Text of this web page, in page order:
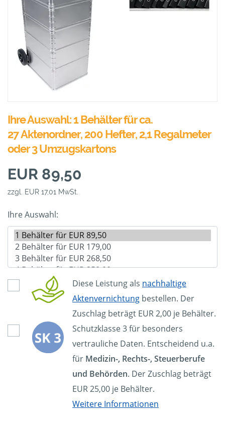
Ihre Auswahl: 1 Behälter für ca.
27 Aktenordner, 200 Hefter, 2,1 Regalmeter
oder 3 Umzugskartons
EUR 89,50
zzgl. EUR 17,01 MwSt.
Ihre Auswahl:
Diese Leistung als nachhaltige
Aktenvernichtung bestellen. Der
Zuschlag beträgt EUR 2,00 je Behälter.
Schutzklasse 3 für besonders
vertrauliche Daten. Entscheidend u.a.
für Medizin-, Rechts-, Steuerberufe
und Behörden. Der Zuschlag beträgt
EUR 25,00 je Behälter.
Weitere Informationen